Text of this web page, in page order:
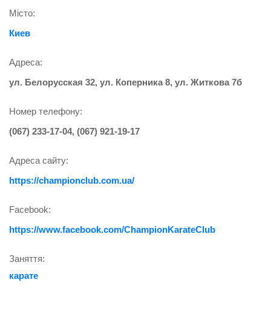
Місто:
Киев
Адреса:
ул. Белорусская 32, ул. Коперника 8, ул. Житкова 7б
Номер телефону:
(067) 233-17-04, (067) 921-19-17
Адреса сайту:
https://championclub.com.ua/
Facebook:
https://www.facebook.com/ChampionKarateClub
Заняття:
карате